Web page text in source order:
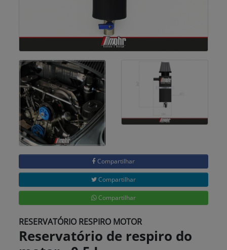
Compartilhar
Compartilhar
Compartilhar
RESERVATÓRIO RESPIRO MOTOR
Reservatório de respiro do